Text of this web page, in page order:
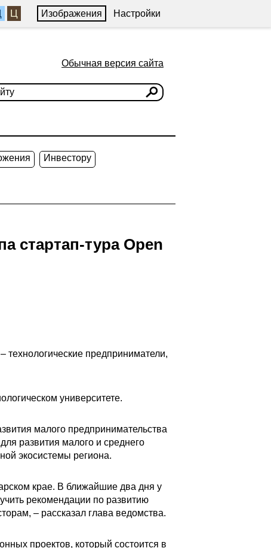
Ц Изображения Настройки
Обычная версия сайта
Инвестору
стартап-тура Open
предприниматели,
университете.
малого предпринимательства
развития малого и среднего
экосистемы региона.
крае. В ближайшие два дня у
рекомендации по развитию
– рассказал глава ведомства.
проектов, который состоится в